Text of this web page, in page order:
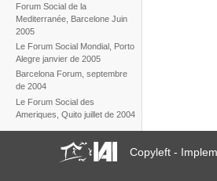
Forum Social de la
Mediterranée, Barcelone Juin
2005
Le Forum Social Mondial, Porto
Alegre janvier de 2005
Barcelona Forum, septembre
de 2004
Le Forum Social des
Ameriques, Quito juillet de 2004
Copyleft -